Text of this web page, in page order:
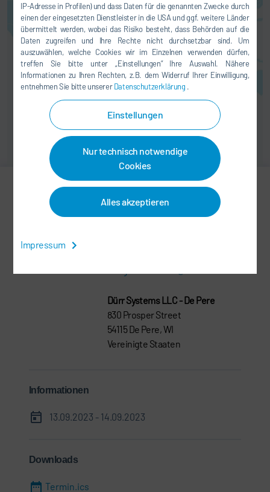
IP-Adresse in Profilen) und dass Daten für die genannten Zwecke durch
einen der eingesetzten Dienstleister in die USA und ggf. weitere Länder
übermittelt werden, wobei das Risiko besteht, dass Behörden auf die
Daten zugreifen und Ihre Rechte nicht durchsetzbar sind. Um
auszuwählen, welche Cookies wir im Einzelnen verwenden dürfen,
treffen Sie bitte unter „Einstellungen“ Ihre Auswahl. Nähere
Informationen zu Ihren Rechten, z.B. dem Widerruf Ihrer Einwilligung,
entnehmen Sie bitte unsererDatenschutzerklärung .
Einstellungen
Nur technisch notwendige
Cookies
Alles akzeptieren
Impressum
den jeweiligen Anbieter, wie wir
Ihnen in unserer
Datenschutzerklärungerläutern.
EINVERSTANDEN
Ph.D. Margarita Murach
Dürr Systems LLC - De Pere
830 Prosper Street
54115 De Pere, WI
Vereinigte Staaten
Informationen
13.09.2023 - 14.09.2023
Downloads
Termin.ics